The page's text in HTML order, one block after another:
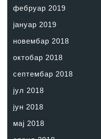
фебруар 2019
јануар 2019
новембар 2018
октобар 2018
септембар 2018
јул 2018
јун 2018
мај 2018